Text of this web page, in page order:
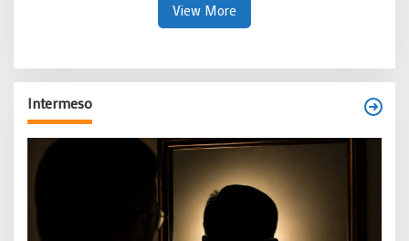
View More
Intermeso